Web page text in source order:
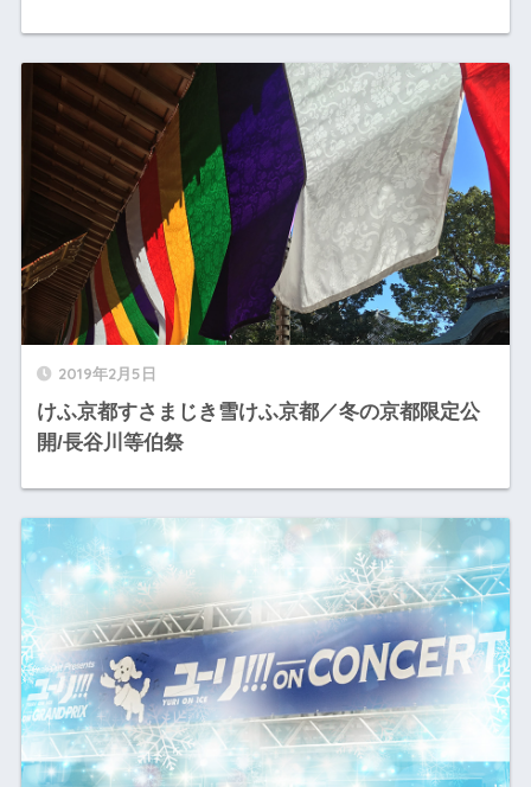
2019年2月5日
けふ京都すさまじき雪けふ京都／冬の京都限定公
開/長谷川等伯祭